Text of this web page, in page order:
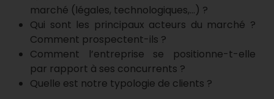
marché (légales, technologiques,…) ?
Qui sont les principaux acteurs du marché ?
Comment prospectent-ils ?
Comment l’entreprise se positionne-t-elle
par rapport à ses concurrents ?
Quelle est notre typologie de clients ?